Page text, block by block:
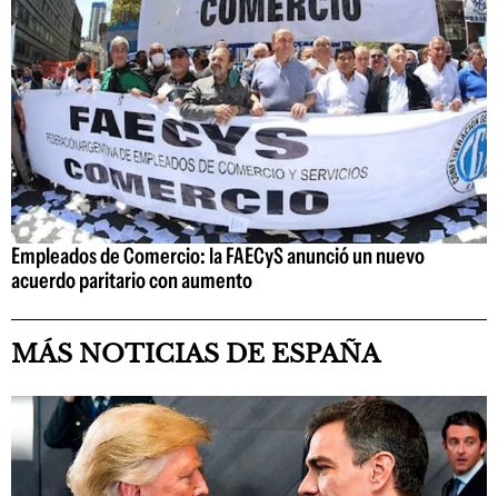
Empleados de Comercio: la FAECyS anunció un nuevo
acuerdo paritario con aumento
MÁS NOTICIAS DE ESPAÑA